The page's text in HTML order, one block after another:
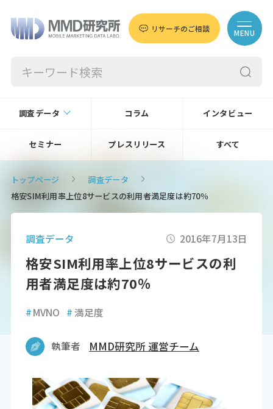
リサーチのご相談 MENU
調査データ コラム インタビュー
セミナー プレスリリース すべて
トップページ
調査データ
格安SIM利用率上位8サービスの利用者満足度は約70％
調査データ 2016年7月13日
格安SIM利用率上位8サービスの利
用者満足度は約70％
#MVNO #満足度
執筆者 MMD研究所 運営チーム